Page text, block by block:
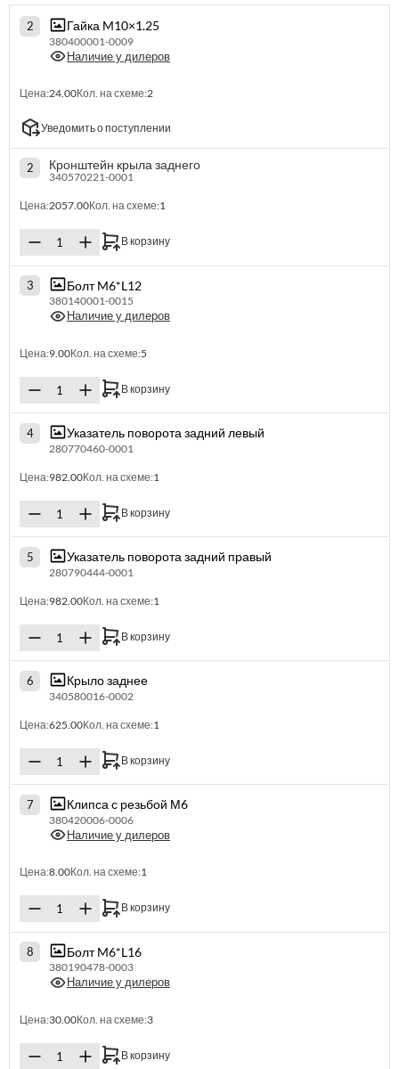
2 Гайка M10×1.25
380400001-0009
Наличие у дилеров
Цена:24.00Кол. на схеме:2
Уведомить о поступлении
2 Кронштейн крыла заднего
340570221-0001
Цена:2057.00Кол. на схеме:1
В корзину
3 Болт M6*L12
380140001-0015
Наличие у дилеров
Цена:9.00Кол. на схеме:5
В корзину
4 Указатель поворота задний левый
280770460-0001
Цена:982.00Кол. на схеме:1
В корзину
5 Указатель поворота задний правый
280790444-0001
Цена:982.00Кол. на схеме:1
В корзину
6 Крыло заднее
340580016-0002
Цена:625.00Кол. на схеме:1
В корзину
7 Клипса с резьбой М6
380420006-0006
Наличие у дилеров
Цена:8.00Кол. на схеме:1
В корзину
8 Болт M6*L16
380190478-0003
Наличие у дилеров
Цена:30.00Кол. на схеме:3
В корзину